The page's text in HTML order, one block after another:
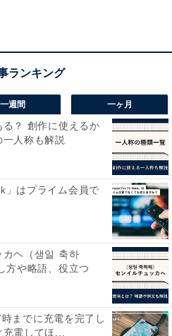
場所に応じて12万〜30万米
そうです。
域を牽引するUberのシニアエ
ージャーはボーナスを除いて
受け取っているそうです。
年夏のおすすめ課題図書11
も選出
レジ「AmazonOne」とは？
一週間 一ヶ月
？ 創作に使えるか
人称も解説
」はプライム会員で
カヘ（생일 축하
方や略語、役立つ
までに充電を完了し
電してほ...